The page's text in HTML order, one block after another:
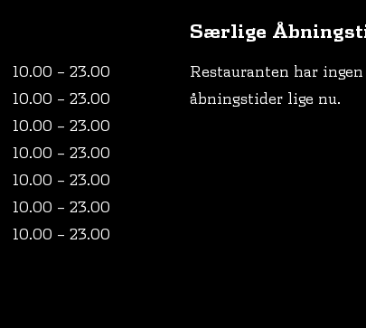
10.00 – 23.00
10.00 – 23.00
10.00 – 23.00
10.00 – 23.00
10.00 – 23.00
10.00 – 23.00
10.00 – 23.00
Særlige
Restauranten har
åbningstider lige nu.